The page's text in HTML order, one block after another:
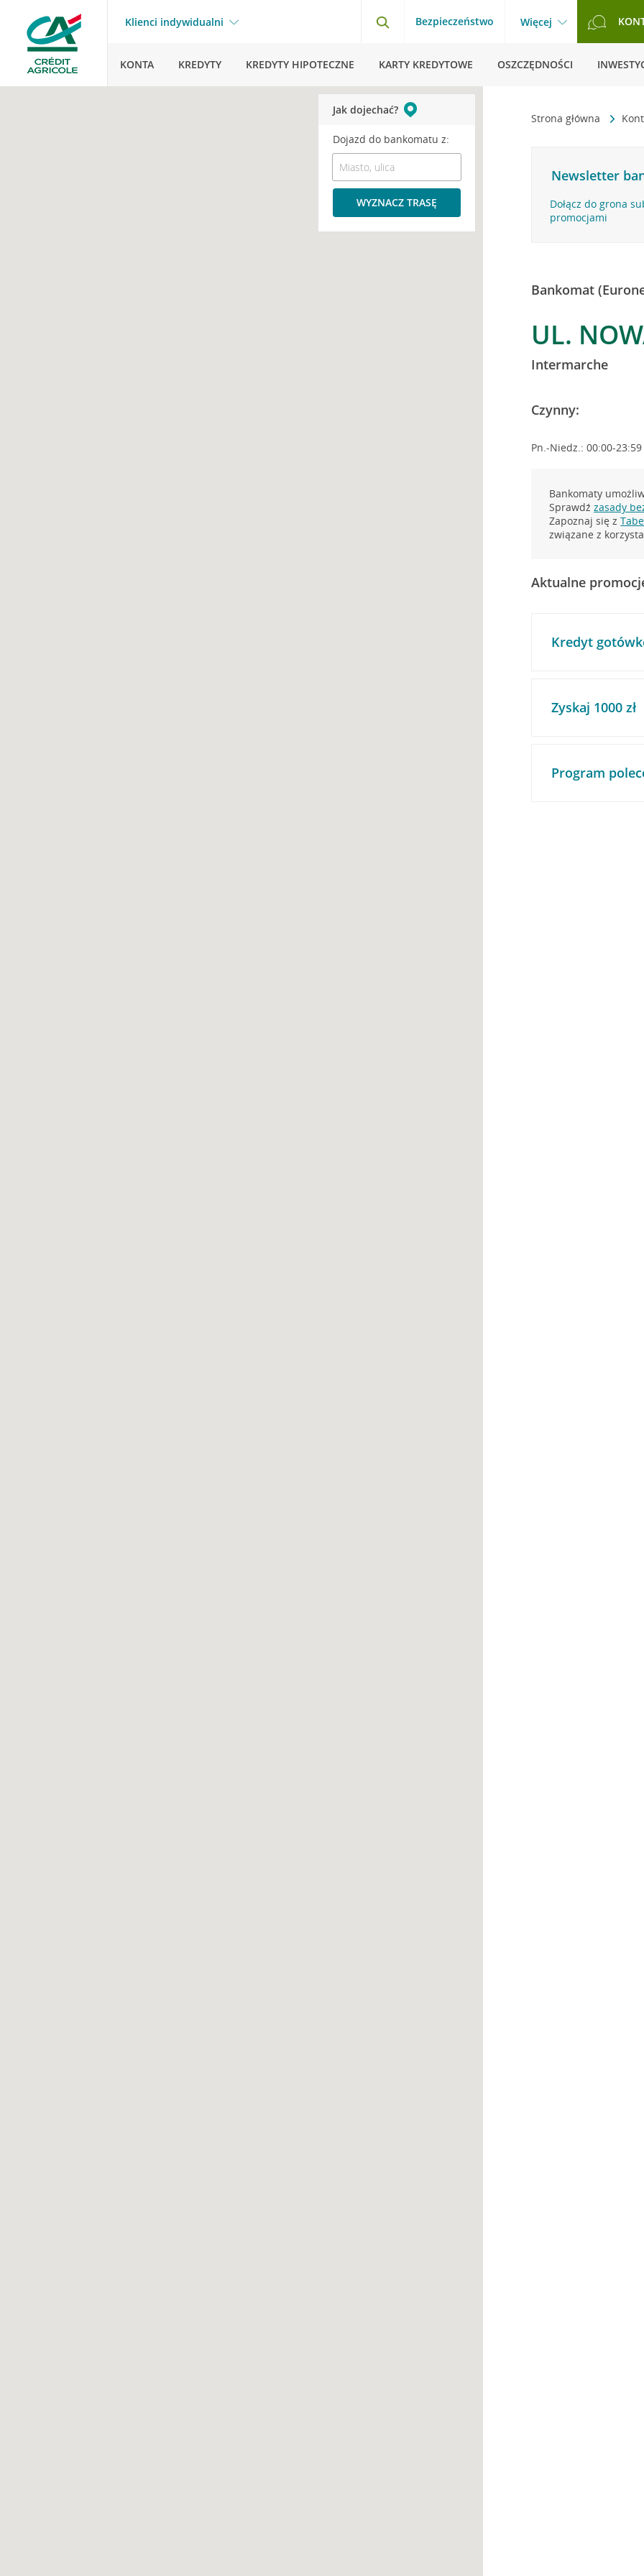
Klienci indywidualni Bezpieczeństwo Więcej
KONTA KREDYTY KREDYTY HIPOTECZNE KARTY KREDYTOWE OSZCZĘDNOŚCI
Strona główna
Newsletter
Dołącz do grona
promocjami
Bankomat
UL.
Intermarche
Czynny:
Pn.-Niedz.: 00:00-23:59
Bankomaty
Sprawdźzasady
Zapoznaj się z
związane z
Aktualne
Kredyt
Zyskaj 1000 zł
Program
Jak dojechać?
Dojazd do bankomatu z:
WYZNACZ TRASĘ